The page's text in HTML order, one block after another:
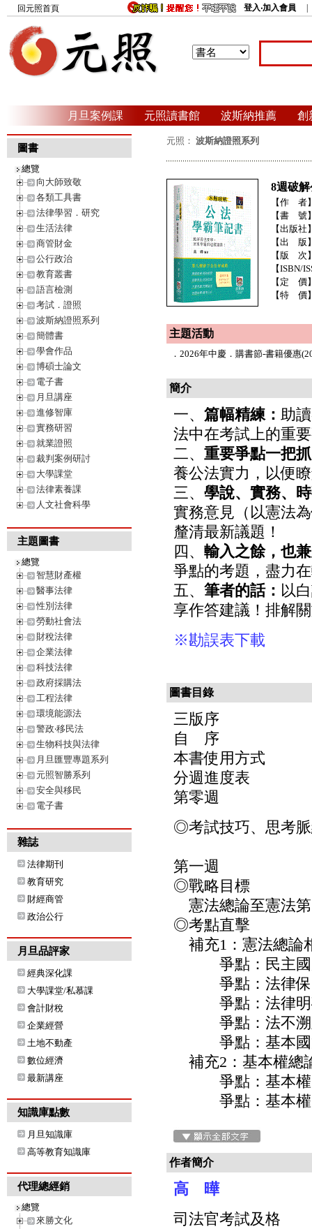
回元照首頁 登入‧加入會員
月旦案例課 元照讀書館 波斯納推薦 創
圖書
總覽
向大師致敬
各類工具書
法律學習．研究
生活法律
商管財金
公行政治
教育叢書
語言檢測
考試．證照
波斯納證照系列
簡體書
學會作品
博碩士論文
電子書
月旦講座
進修智庫
實務研習
就業證照
裁判案例研討
大學課堂
法律素養課
人文社會科學
主題圖書
總覽
智慧財產權
醫事法律
性別法律
勞動社會法
財稅法律
企業法律
科技法律
政府採購法
工程法律
環境能源法
警政‧移民法
生物科技與法律
月旦匯豐專題系列
元照智勝系列
安全與移民
電子書
雜誌
法律期刊
教育研究
財經商管
政治公行
月旦品評家
經典深化課
大學課堂/私慕課
會計財稅
企業經營
土地不動產
數位經濟
最新講座
知識庫點數
月旦知識庫
高等教育知識庫
代理總經銷
總覽
來勝文化
元照： 波斯納證照系列
8週破
【作 者
【書 號
【出版社
【出 版
【版 次
【ISBN/
【定 價
【特 價
主題活動
． 2026年中慶．購書節-書籍優惠
簡介
一、 篇幅精練： 助
法中在考試上的重
二、 重要爭點一把
養公法實力，以便
三、 學說、實務、
實務意見（以憲法
釐清最新議題！
四、 輸入之餘，也
爭點的考題，盡力
五、 筆者的話： 以
享作答建議！排解
※勘誤表下載
圖書目錄
三版序
自 序
本書使用方式
分週進度表
第零週
◎考試技巧、思考
第一週
◎戰略目標
憲法總論至憲法
◎考點直擊
補充1：憲法總論
爭點：民主國
爭點：法律保留
爭點：法律明
爭點：法不溯及
爭點：基本國
補充2：基本權總
爭點：基本權
爭點：基本權的
作者簡介
高 曄
司法官考試及格